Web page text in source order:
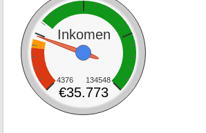
Inkomen
4376 134548
€35.773